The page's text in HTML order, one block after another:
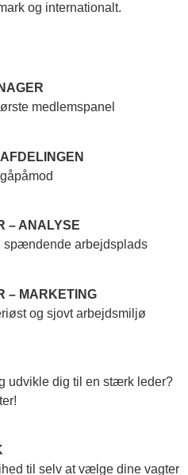
og internationalt.
medlemspanel
– ANALYSE
spændende arbejdsplads
– MARKETING
og sjovt arbejdsmiljø
udvikle dig til en stærk leder?
til selv at vælge dine vagter